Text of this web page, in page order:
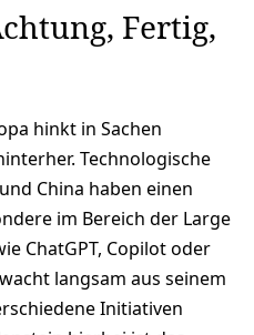
Fertig,
hinkt in Sachen
Technologische
China haben einen
im Bereich der Large
ChatGPT, Copilot oder
langsam aus seinem
Initiativen